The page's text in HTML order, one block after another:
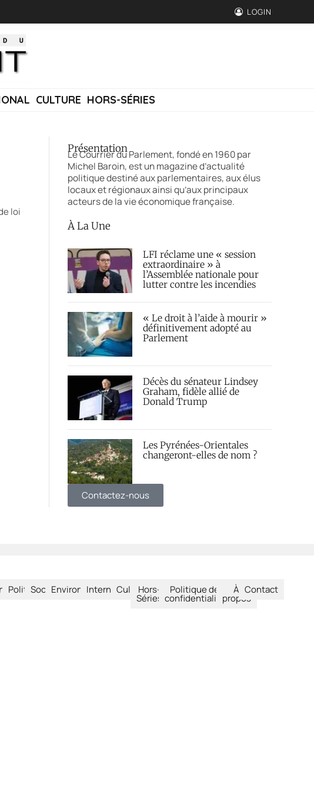
LOGIN
CULTURE HORS-SÉRIES
loi
Présentation
Le Courrier du Parlement, fondé en 1960 par
Michel Baroin, est un magazine d’actualité
politique destiné aux parlementaires, aux élus
locaux et régionaux ainsi qu’aux principaux
acteurs de la vie économique française.
À La Une
LFI réclame une « session
extraordinaire » à
l’Assemblée nationale pour
lutter contre les incendies
« Le droit à l’aide à mourir »
définitivement adopté au
Parlement
Décès du sénateur Lindsey
Graham, fidèle allié de
Donald Trump
Les Pyrénées-Orientales
changeront-elles de nom ?
Contactez-nous
PolitiqueSociétéEnvironnementInternational
CultureHors-
Séries
Politique de
confidentialité
À
propos
Contact